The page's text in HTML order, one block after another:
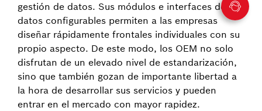
gestión de datos. Sus módulos e interfaces de
datos configurables permiten a las empresas
diseñar rápidamente frontales individuales con su
propio aspecto. De este modo, los OEM no solo
disfrutan de un elevado nivel de estandarización,
sino que también gozan de importante libertad a
la hora de desarrollar sus servicios y pueden
entrar en el mercado con mayor rapidez.